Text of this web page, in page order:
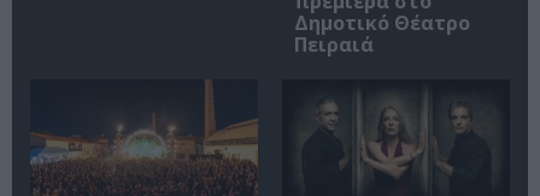
Δημοτικό Θέατρο
Πειραιά